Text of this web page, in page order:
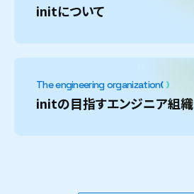
initについて
The engineering organization
initの目指すエンジニア組織